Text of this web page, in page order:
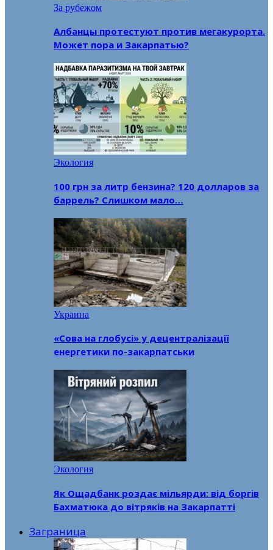
За рубежом
Албанцы протестуют против мегакурорта.
Может пора и Закарпатью?
Экология
100 грн за литр бензина? 120 долларов за
баррель? Слишком мало…
Украина
«Сова на глобусі» у децентралізації
енергетики по-закарпатськи
Экология
Як Ощадбанк роздає мільярди: від боргів
Бахматюка до вітряків на Закарпатті
Заграница